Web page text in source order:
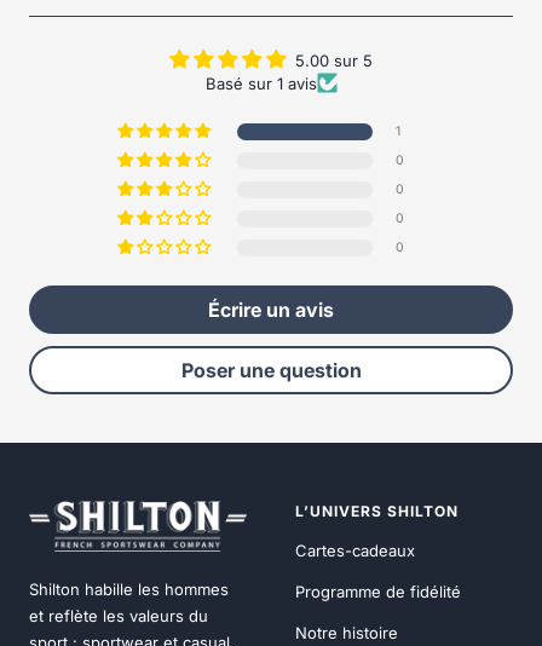
5.00 sur 5
Basé sur 1 avis
1
0
0
0
0
Écrire un avis
Poser une question
Shilton habille les hommes
et reflète les valeurs du
sport : sportwear et casual.
L’UNIVERS SHILTON
Cartes-cadeaux
Programme de fidélité
Notre histoire